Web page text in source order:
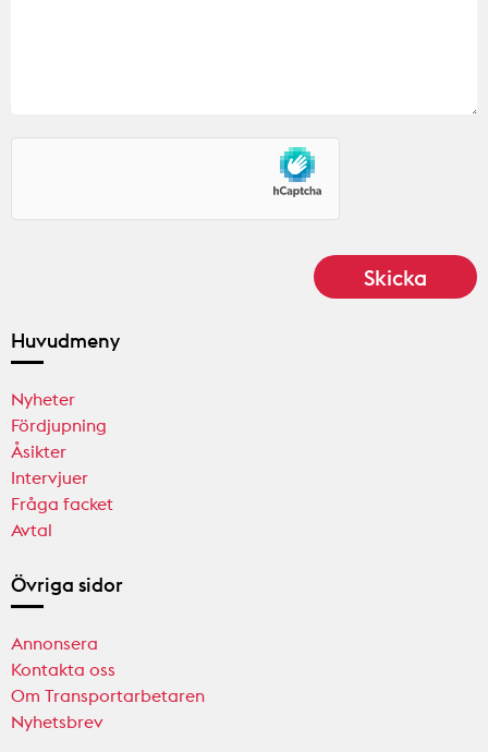
Huvudmeny
Nyheter
Fördjupning
Åsikter
Intervjuer
Fråga facket
Avtal
Övriga sidor
Annonsera
Kontakta oss
Om Transportarbetaren
Nyhetsbrev